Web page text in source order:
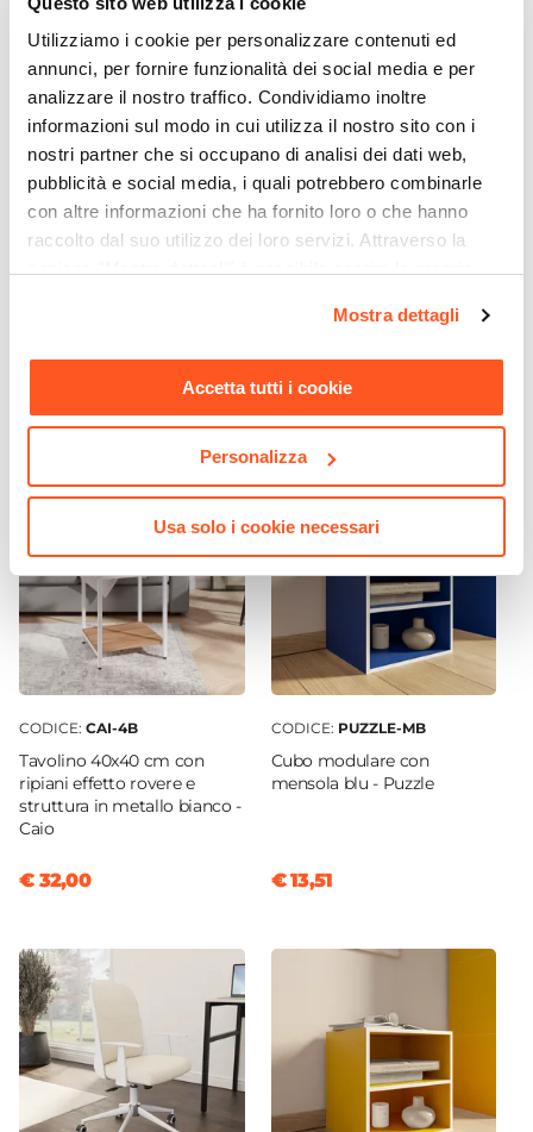
Utilizziamo i cookie per personalizzare contenuti ed
annunci, per fornire funzionalità dei social media e per
analizzare il nostro traffico. Condividiamo inoltre
informazioni sul modo in cui utilizza il nostro sito con i
nostri partner che si occupano di analisi dei dati web,
pubblicità e social media, i quali potrebbero combinarle
con altre informazioni che ha fornito loro o che hanno
raccolto dal suo utilizzo dei loro servizi. Attraverso la
momento. Per maggiori informazioni si invita a leggere la
Mostra dettagli
Accetta tutti i cookie
Personalizza
Usa solo i cookie necessari
Con cassettiera
Portata Massima Piano
50 kg
Numero Cassetti
2 cassetti
Verniciatura
Verniciatura a polvere
CODICE:CAI-7BR
Libreria 120x171h cm con
CODICE:TR-B16
Mensola decorativa 100x60h
cm in legno bianco - Tetris
€ 26,00
CODICE: CAI-4B
Tavolino 40x40 cm con
ripiani effetto rovere e
struttura in metallo bianco -
Caio
€ 32,00
CODICE: PUZZLE-MB
Cubo modulare con
mensola blu - Puzzle
€ 13,51